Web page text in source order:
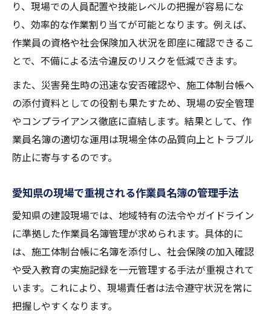
能とは
作業員名簿と愛知県様式の連動による管理
強化策
作業員名簿の運用事例から見る現場課題の
解決
愛知県のガイドラインに沿った名簿管理の
要点
現場必携の作業員名簿で情報共有を円滑化
する
作業員名簿と施工体制台帳の連携実務と注
意点
施工体制台帳と名簿必須項目の効果的な運
用法
作業員名簿の添付で施工計画書運用を強化
する
り、現場での人員配置や技能レベルの把握が容易にな
り、効率的な作業割り当てが可能となります。例えば、
作業員の資格や社会保険加入状況を即座に確認できるこ
とで、不備による法令違反のリスクを低減できます。
また、災害発生時の迅速な安否確認や、施工体制台帳へ
の添付資料としての役割も果たすため、現場の安全管理
やコンプライアンス徹底に直結します。結果として、作
業員名簿の適切な運用は現場全体の品質向上とトラブル
防止に寄与するのです。
愛知県の現場で重視される作業員名簿の管理手法
愛知県の建設現場では、地域特有の法令やガイドライン
に準拠した作業員名簿管理が求められます。具体的に
は、施工体制台帳に名簿を添付し、社会保険の加入確認
や受入教育の実施記録を一元管理する手法が重視されて
います。これにより、現場責任者は法令遵守状況を常に
把握しやすくなります。